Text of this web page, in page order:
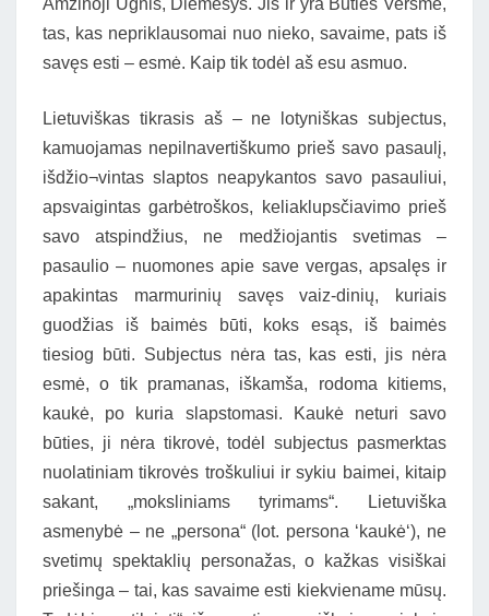
Amžinoji Ugnis, Diemesys. Jis ir yra Būties Versmė,
tas, kas nepriklausomai nuo nieko, savaime, pats iš
savęs esti – esmė. Kaip tik todėl aš esu asmuo.
Lietuviškas tikrasis aš – ne lotyniškas subjectus,
kamuojamas nepilnavertiškumo prieš savo pasaulį,
išdžio¬vintas slaptos neapykantos savo pasauliui,
apsvaigintas garbėtroškos, keliaklupsčiavimo prieš
savo atspindžius, ne medžiojantis svetimas –
pasaulio – nuomones apie save vergas, apsalęs ir
apakintas marmurinių savęs vaiz-dinių, kuriais
guodžias iš baimės būti, koks esąs, iš baimės
tiesiog būti. Subjectus nėra tas, kas esti, jis nėra
esmė, o tik pramanas, iškamša, rodoma kitiems,
kaukė, po kuria slapstomasi. Kaukė neturi savo
būties, ji nėra tikrovė, todėl subjectus pasmerktas
nuolatiniam tikrovės troškuliui ir sykiu baimei, kitaip
sakant, „moksliniams tyrimams“. Lietuviška
asmenybė – ne „persona“ (lot. persona ‘kaukė‘), ne
svetimų spektaklių personažas, o kažkas visiškai
priešinga – tai, kas savaime esti kiekviename mūsų.